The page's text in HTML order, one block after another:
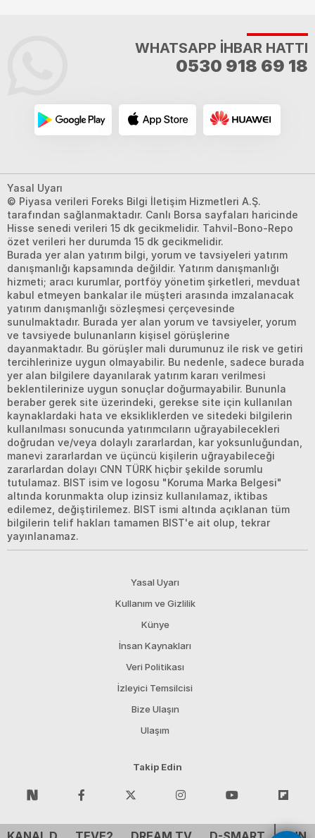
WHATSAPP İHBAR HATTI
0530 918 69 18
Yasal Uyarı
© Piyasa verileri Foreks Bilgi İletişim Hizmetleri A.Ş.
tarafından sağlanmaktadır. Canlı Borsa sayfaları haricinde
Hisse senedi verileri 15 dk gecikmelidir. Tahvil-Bono-Repo
özet verileri her durumda 15 dk gecikmelidir.
Burada yer alan yatırım bilgi, yorum ve tavsiyeleri yatırım
danışmanlığı kapsamında değildir. Yatırım danışmanlığı
hizmeti; aracı kurumlar, portföy yönetim şirketleri, mevduat
kabul etmeyen bankalar ile müşteri arasında imzalanacak
yatırım danışmanlığı sözleşmesi çerçevesinde
sunulmaktadır. Burada yer alan yorum ve tavsiyeler, yorum
ve tavsiyede bulunanların kişisel görüşlerine
dayanmaktadır. Bu görüşler mali durumunuz ile risk ve getiri
tercihlerinize uygun olmayabilir. Bu nedenle, sadece burada
yer alan bilgilere dayanılarak yatırım kararı verilmesi
beklentilerinize uygun sonuçlar doğurmayabilir. Bununla
beraber gerek site üzerindeki, gerekse site için kullanılan
kaynaklardaki hata ve eksikliklerden ve sitedeki bilgilerin
kullanılması sonucunda yatırımcıların uğrayabilecekleri
doğrudan ve/veya dolaylı zararlardan, kar yoksunluğundan,
manevi zararlardan ve üçüncü kişilerin uğrayabileceği
zararlardan dolayı CNN TÜRK hiçbir şekilde sorumlu
tutulamaz. BIST isim ve logosu "Koruma Marka Belgesi"
altında korunmakta olup izinsiz kullanılamaz, iktibas
edilemez, değiştirilemez. BIST ismi altında açıklanan tüm
bilgilerin telif hakları tamamen BIST'e ait olup, tekrar
yayınlanamaz.
Yasal Uyarı
Kullanım ve Gizlilik
Künye
İnsan Kaynakları
Veri Politikası
İzleyici Temsilcisi
Bize Ulaşın
Ulaşım
Takip Edin